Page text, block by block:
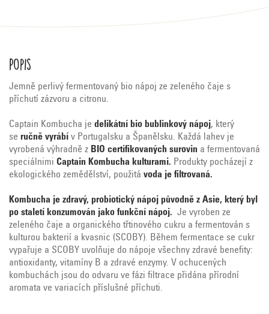
Popis
Jemně perlivý fermentovaný bio nápoj ze zeleného čaje s
příchutí zázvoru a citronu.
Captain Kombucha je delikátní bio bublinkový nápoj, který
se ručně vyrábí v Portugalsku a Španělsku. Každá lahev je
vyrobená výhradně z BIO certifikovaných surovin a fermentovaná
speciálnimi Captain Kombucha kulturami. Produkty pocházejí z
ekologického zemědělství, použitá voda je filtrovaná.
Kombucha je zdravý, probiotický nápoj původně z Asie, který byl
po staletí konzumován jako funkční nápoj. Je vyroben ze
zeleného čaje a organického třtinového cukru a fermentován s
kulturou bakterií a kvasnic (SCOBY). Během fermentace se cukr
vypařuje a SCOBY uvolňuje do nápoje všechny zdravé benefity:
antioxidanty, vitamíny B a zdravé enzymy. V ochucených
kombuchách jsou do odvaru ve fázi filtrace přidána přírodní
aromata ve variacích příslušné příchuti.